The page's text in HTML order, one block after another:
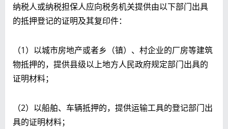
纳税人或纳税担保人应向税务机关提供由以下部门出具
的抵押登记的证明及其复印件：
（1）以城市房地产或者乡（镇）、村企业的厂房等建筑
物抵押的，提供县级以上地方人民政府规定部门出具的
证明材料；
（2）以船舶、车辆抵押的，提供运输工具的登记部门出
具的证明材料；